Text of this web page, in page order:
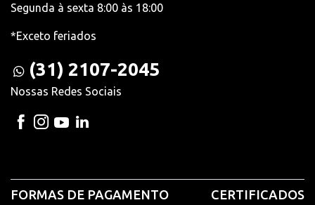
Segunda à sexta 8:00 às 18:00
*Exceto feriados
(31) 2107-2045
Nossas Redes Sociais
FORMAS DE PAGAMENTO CERTIFICADOS